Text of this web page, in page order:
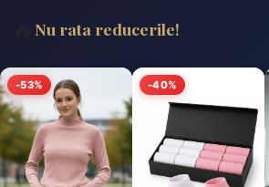
Nu rata reducerile!
-53% -40%